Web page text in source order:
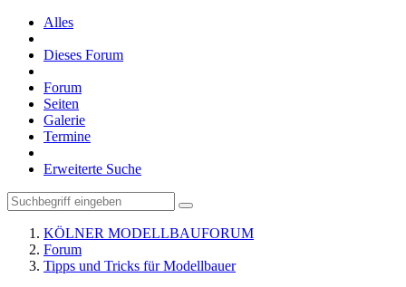
Alles
Dieses Forum
Forum
Seiten
Galerie
Termine
Erweiterte Suche
KÖLNER MODELLBAUFORUM
Forum
Tipps und Tricks für Modellbauer